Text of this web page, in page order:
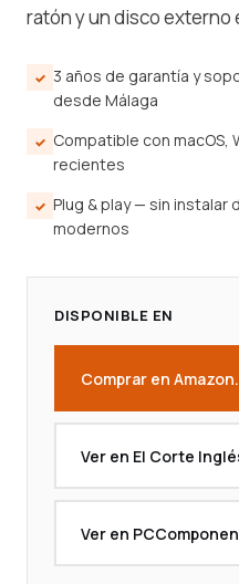
ratón y un disco externo
3 años de garantía y
desde Málaga
Compatible con macOS,
recientes
Plug & play — sin instalar
modernos
DISPONIBLE EN
Comprar en
Ver en El Corte
Ver en